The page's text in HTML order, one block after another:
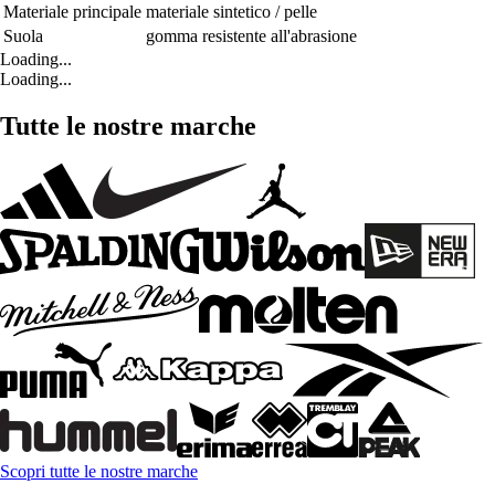
Materiale principale materiale sintetico / pelle
Suola
gomma resistente all'abrasione
Loading...
Loading...
Tutte le nostre marche
Scopri tutte le nostre marche